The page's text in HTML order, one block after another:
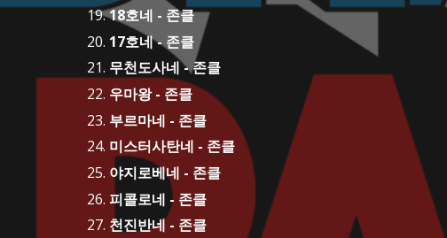
18호네 - 존클
17호네 - 존클
무천도사네 - 존클
우마왕 - 존클
부르마네 - 존클
미스터사탄네 - 존클
야지로베네 - 존클
피콜로네 - 존클
천진반네 - 존클